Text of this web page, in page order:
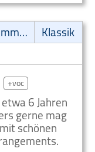
Filmmusik
Klassik
+voc
6 Jahren
gerne mag
schönen